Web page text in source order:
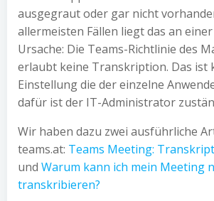
ausgegraut oder gar nicht
allermeisten Fällen liegt das an
Ursache: Die Teams-Richtlinie des
erlaubt keine Transkription. Das ist
Einstellung die der einzelne
dafür ist der IT-Administrator
Wir haben dazu zwei ausführliche
teams.at: Teams Meeting:
und Warum kann ich mein Meeting
transkribieren?